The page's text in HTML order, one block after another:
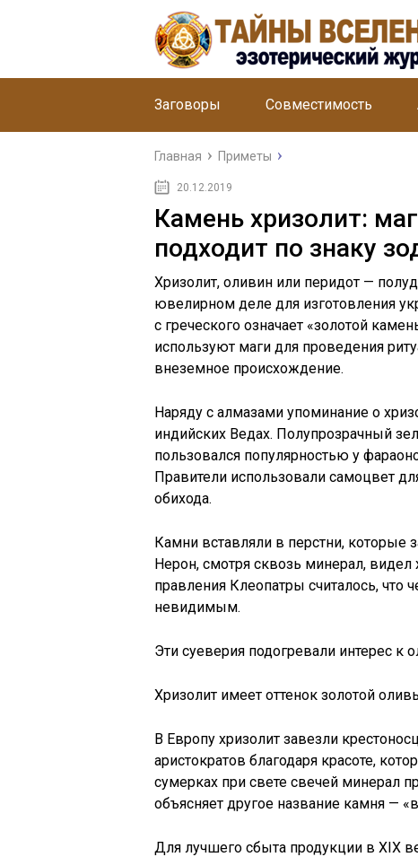
Заговоры Совместимость
Главная Приметы
20.12.2019
Камень хризолит:
подходит по знаку
Хризолит, оливин или перидот —
ювелирном деле для изготовления
с греческого означает «золотой
используют маги для проведения
внеземное происхождение.
Наряду с алмазами упоминание о
индийских Ведах. Полупрозрачный
пользовался популярностью у
Правители использовали самоцвет
обихода.
Камни вставляли в перстни,
Нерон, смотря сквозь минерал,
правления Клеопатры считалось, что
невидимым.
Эти суеверия подогревали интерес к
Хризолит имеет оттенок золотой
В Европу хризолит завезли
аристократов благодаря красоте,
сумерках при свете свечей минерал
объясняет другое название камня —
Для лучшего сбыта продукции в XIX